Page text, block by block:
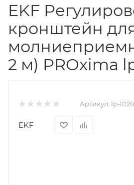
EKF
кронштейн
2 м) PROxima
Артикул: lp-
EKF